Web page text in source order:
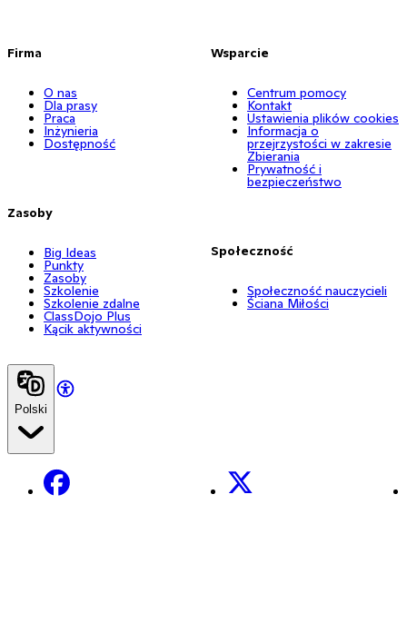
Firma
O nas
Dla prasy
Praca
Inżynieria
Dostępność
Zasoby
Big Ideas
Punkty
Zasoby
Szkolenie
Szkolenie zdalne
ClassDojo Plus
Kącik aktywności
Wsparcie
Centrum pomocy
Kontakt
Ustawienia plików cookies
Informacja o
przejrzystości w zakresie
Zbierania
Prywatność i
bezpieczeństwo
Społeczność
Społeczność nauczycieli
Ściana Miłości
Polski
Facebook X